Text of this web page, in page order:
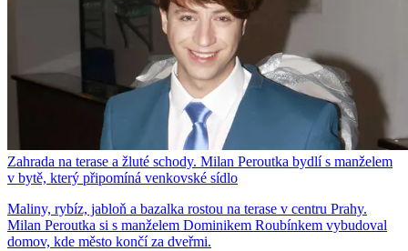
Zahrada na terase a žluté schody. Milan Peroutka bydlí s manželem
v bytě, který připomíná venkovské sídlo
Maliny, rybíz, jabloň a bazalka rostou na terase v centru Prahy.
Milan Peroutka si s manželem Dominikem Roubínkem vybudoval
domov, kde město končí za dveřmi.